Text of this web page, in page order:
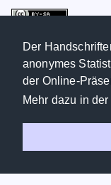
Der
anonymes
der Online-
Mehr dazu in der